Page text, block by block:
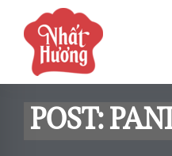
POST: